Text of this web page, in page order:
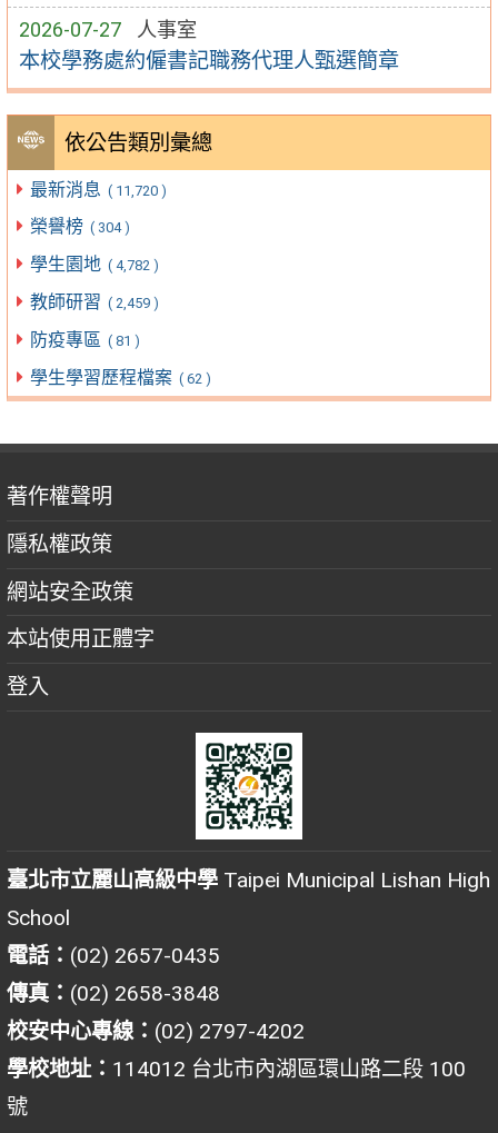
2026-07-27 人事室
本校學務處約僱書記職務代理人甄選簡章
依公告類別彙總
最新消息 ( 11,720 )
榮譽榜 ( 304 )
學生園地 ( 4,782 )
教師研習 ( 2,459 )
防疫專區 ( 81 )
學生學習歷程檔案 ( 62 )
著作權聲明
隱私權政策
網站安全政策
本站使用正體字
登入
臺北市立麗山高級中學 Taipei Municipal Lishan High
School
電話： (02) 2657-0435
傳真： (02) 2658-3848
校安中心專線： (02) 2797-4202
學校地址： 114012 台北市內湖區環山路二段 100
號